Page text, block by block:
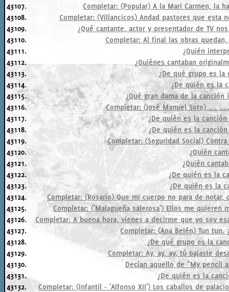
43107.
Completar: (Popular) A la Mari Carmen, la
43108.
Completar: (Villancicos) Andad pastores que esta
43109.
¿Qué cantante, actor y presentador de TV
43110.
Completar: Al final las obras
43111.
¿Quién
43112.
¿Quiénes cantaban
43113.
¿De qué grupo es la
43114.
¿De quién es la
43115.
¿Qué gran dama de la
43116.
Completar: (José Manuel Soto) ....
43117.
¿De quién es la
43118.
¿De quién es la
43119.
Completar: (Seguridad Social)
43120.
¿Quién
43121.
¿Quién
43122.
¿De quién es la
43123.
¿De quién es la
43124.
Completar: (Rosario) Que mi cuerpo no para de
43125.
Completar: ('Malagueña salerosa') Ellos me
43126.
Completar: A buena hora, vienes a decirme que yo soy
43127.
Completar: (Ana Belén) Tun tun.
43128.
¿De qué grupo es la
43129.
Completar: Ay, ay, ay, tú bajaste
43130.
Decían aquello de "My pencil
43131.
¿De quién es la
43132.
Completar: (Infantil - 'Alfonso XII') Los caballos de